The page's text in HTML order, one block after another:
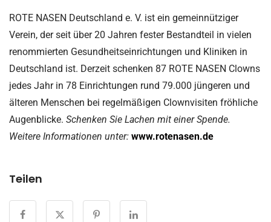
ROTE NASEN Deutschland e. V. ist ein gemeinnütziger
Verein, der seit über 20 Jahren fester Bestandteil in vielen
renommierten Gesundheitseinrichtungen und Kliniken in
Deutschland ist. Derzeit schenken 87 ROTE NASEN Clowns
jedes Jahr in 78 Einrichtungen rund 79.000 jüngeren und
älteren Menschen bei regelmäßigen Clownvisiten fröhliche
Augenblicke. Schenken Sie Lachen mit einer Spende.
Weitere Informationen unter: www.rotenasen.de
Teilen